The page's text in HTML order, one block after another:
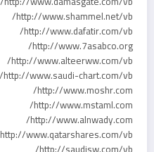
http://www.shammel.net/vb/
http://www.dafatir.com/vb/
http://www.7asabco.org/
http://www.alteerww.com/vb/
http://www.saudi-chart.com/vb/
http://www.moshr.com/
http://www.mstaml.com/
http://www.alnwady.com/
http://www.qatarshares.com/vb/